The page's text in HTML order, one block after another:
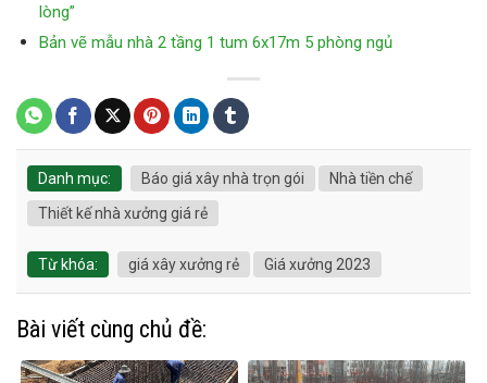
lòng”
Bản vẽ mẫu nhà 2 tầng 1 tum 6x17m 5 phòng ngủ
Danh mục: Báo giá xây nhà trọn gói
Nhà tiền chế
Thiết kế nhà xưởng giá rẻ
Từ khóa: giá xây xưởng rẻ Giá xưởng 2023
Bài viết cùng chủ đề: